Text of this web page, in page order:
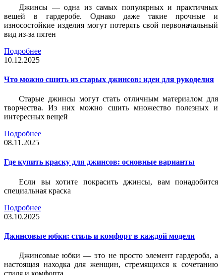
Джинсы — одна из самых популярных и практичных
вещей в гардеробе. Однако даже такие прочные и
износостойкие изделия могут потерять свой первоначальный
вид из-за пятен
Подробнее
10.12.2025
Что можно сшить из старых джинсов: идеи для рукоделия
Старые джинсы могут стать отличным материалом для
творчества. Из них можно сшить множество полезных и
интересных вещей
Подробнее
08.11.2025
Где купить краску для джинсов: основные варианты
Если вы хотите покрасить джинсы, вам понадобится
специальная краска
Подробнее
03.10.2025
Джинсовые юбки: стиль и комфорт в каждой модели
Джинсовые юбки — это не просто элемент гардероба, а
настоящая находка для женщин, стремящихся к сочетанию